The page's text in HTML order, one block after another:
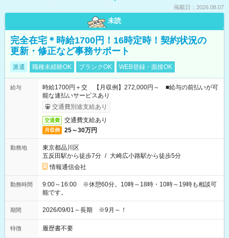
掲載日：2026.08.07
未読
完全在宅＊時給1700円！16時定時！契約状況の
更新・修正など事務サポート
派遣 職種未経験OK ブランクOK WEB登録・面接OK
給与
時給1700円＋交 【月収例】272,000円～ ■給与の前払いが可
能な速払いサービスあり
交通費別途支給あり
交通費 交通費支給あり
月収例 25～30万円
勤務地
東京都品川区
五反田駅から徒歩7分 / 大崎広小路駅から徒歩5分
情報通信会社
勤務時間
9:00～16:00 ※休憩60分。10時～18時・10時～19時も相談可
能です。
期間 2026/09/01～長期 ※9月～！
特徴 履歴書不要